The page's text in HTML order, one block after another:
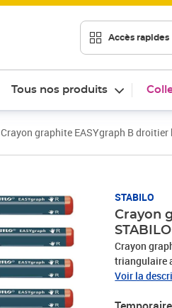
Accès rapides
Tous nos produits
Crayon graphite EASYgraph B droitier
STABILO
Crayon
STABILO
Crayon
triangulaire
faciliter une
Voir la